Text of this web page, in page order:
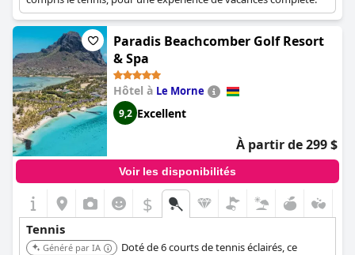
Paradis Beachcomber Golf Resort
& Spa
Hôtel à Le Morne
9,2 Excellent
À partir de 299 $
Voir les disponibilités
$
Tennis
Généré par IA
Doté de 6 courts de tennis éclairés, ce